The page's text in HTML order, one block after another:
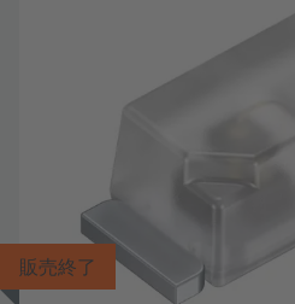
販売終了